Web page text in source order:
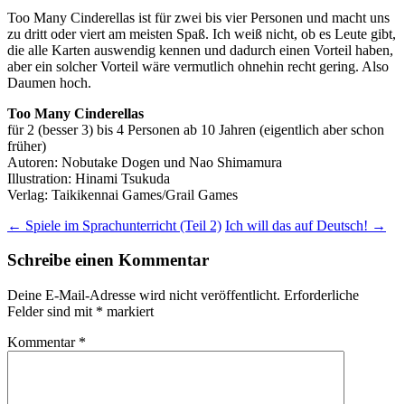
Too Many Cinderellas ist für zwei bis vier Personen und macht uns
zu dritt oder viert am meisten Spaß. Ich weiß nicht, ob es Leute gibt,
die alle Karten auswendig kennen und dadurch einen Vorteil haben,
aber ein solcher Vorteil wäre vermutlich ohnehin recht gering. Also
Daumen hoch.
Too Many Cinderellas
für 2 (besser 3) bis 4 Personen ab 10 Jahren (eigentlich aber schon
früher)
Autoren: Nobutake Dogen und Nao Shimamura
Illustration: Hinami Tsukuda
Verlag: Taikikennai Games/Grail Games
Beitragsnavigation
← Spiele im Sprachunterricht (Teil 2) Ich will das auf Deutsch! →
Schreibe einen Kommentar
Deine E-Mail-Adresse wird nicht veröffentlicht. Erforderliche
Felder sind mit * markiert
Kommentar *